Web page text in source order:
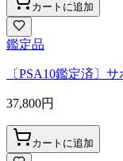
カートに追加
鑑定品
〔PSA10鑑定済〕
37,800円
カートに追加